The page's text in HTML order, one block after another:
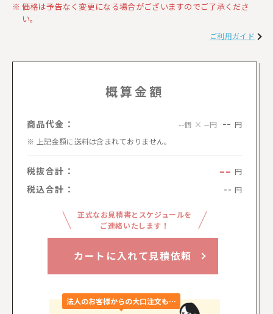
価格は予告なく変更になる場合がございますのでご了承くださ
い。
ご利用ガイド
概算金額
商品代金： --個 × --円 -- 円
上記金額に送料は含まれておりません。
税抜合計： -- 円
税込合計： -- 円
正式なお見積書とスケジュールを
ご連絡いたします！
カートに入れて見積依頼
法人のお客様からの大口注文も…